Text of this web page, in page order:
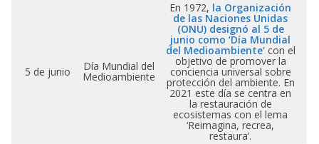
5 de junio Día Mundial del
Medioambiente
En 1972, la Organización
de las Naciones Unidas
(ONU) designó al 5 de
junio como ‘Día Mundial
del Medioambiente’ con el
objetivo de promover la
conciencia universal sobre
protección del ambiente. En
2021 este día se centra en
la restauración de
ecosistemas con el lema
‘Reimagina, recrea,
restaura’.